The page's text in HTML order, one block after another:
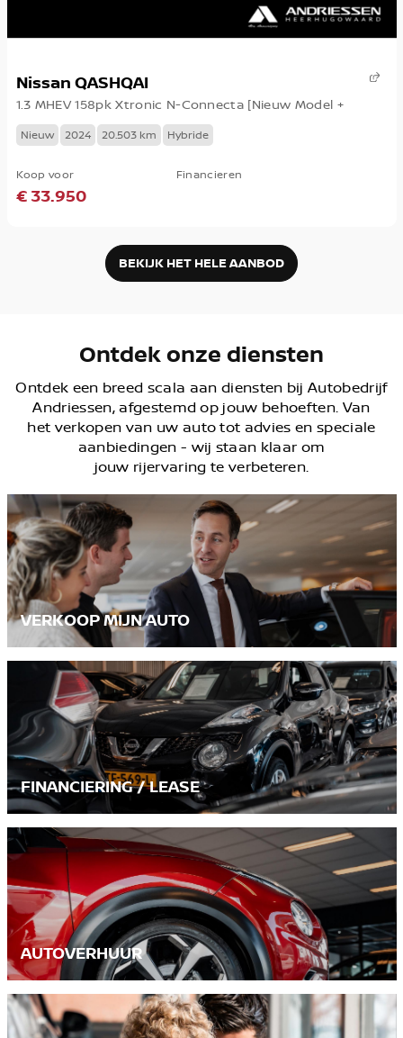
Nissan QASHQAI
1.3 MHEV 158pk Xtronic N-Connecta [Nieuw Model +
Nieuw 2024 20.503 km Hybride
Koop voor
€ 33.950
Financieren
BEKIJK HET HELE AANBOD
Ontdek onze diensten
Ontdek een breed scala aan diensten bij Autobedrijf
Andriessen, afgestemd op jouw behoeften. Van
het verkopen van uw auto tot advies en speciale
aanbiedingen - wij staan klaar om
jouw rijervaring te verbeteren.
VERKOOP MIJN AUTO
FINANCIERING / LEASE
AUTOVERHUUR